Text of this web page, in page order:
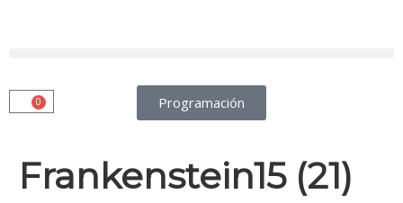
Programación
0
Frankenstein15 (21)